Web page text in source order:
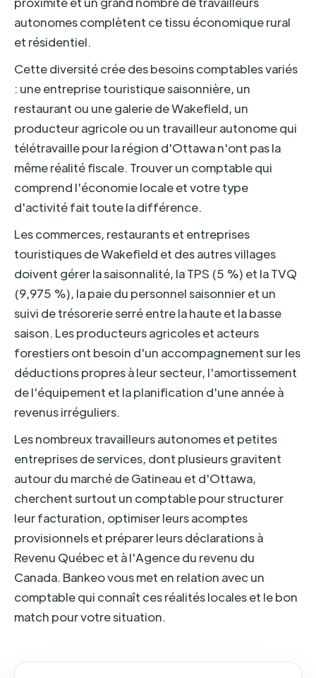
autonomes complètent ce tissu économique rural
et résidentiel.
Cette diversité crée des besoins comptables variés
: une entreprise touristique saisonnière, un
restaurant ou une galerie de Wakefield, un
producteur agricole ou un travailleur autonome qui
télétravaille pour la région d'Ottawa n'ont pas la
même réalité fiscale. Trouver un comptable qui
comprend l'économie locale et votre type
d'activité fait toute la différence.
Les commerces, restaurants et entreprises
touristiques de Wakefield et des autres villages
doivent gérer la saisonnalité, la TPS (5 %) et la TVQ
(9,975 %), la paie du personnel saisonnier et un
suivi de trésorerie serré entre la haute et la basse
saison. Les producteurs agricoles et acteurs
forestiers ont besoin d'un accompagnement sur les
déductions propres à leur secteur, l'amortissement
de l'équipement et la planification d'une année à
revenus irréguliers.
Les nombreux travailleurs autonomes et petites
entreprises de services, dont plusieurs gravitent
autour du marché de Gatineau et d'Ottawa,
cherchent surtout un comptable pour structurer
leur facturation, optimiser leurs acomptes
provisionnels et préparer leurs déclarations à
Revenu Québec et à l'Agence du revenu du
Canada. Bankeo vous met en relation avec un
comptable qui connaît ces réalités locales et le bon
match pour votre situation.